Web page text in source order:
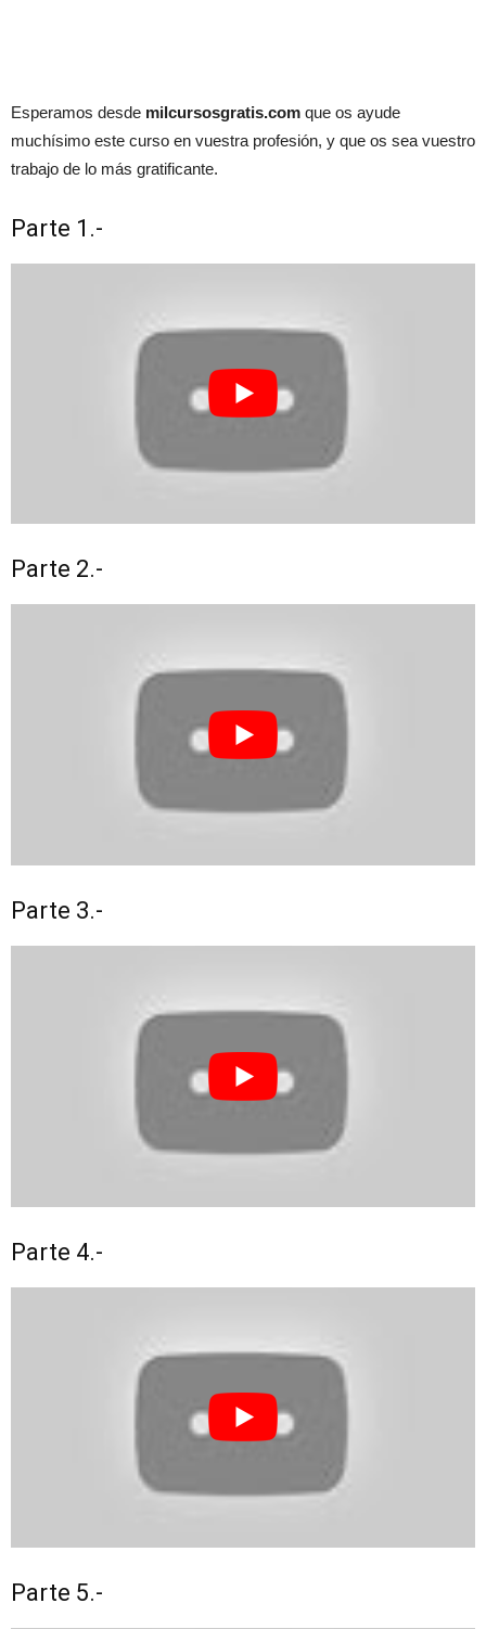
Esperamos desde milcursosgratis.com que os ayude
muchísimo este curso en vuestra profesión, y que os sea vuestro
trabajo de lo más gratificante.
Parte 1.-
Parte 2.-
Parte 3.-
Parte 4.-
Parte 5.-